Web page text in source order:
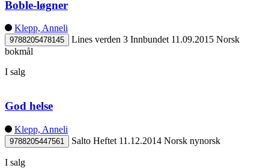
Boble-løgner
Klepp, Anneli
9788205478145 Lines verden 3 Innbundet 11.09.2015 Norsk
bokmål
I salg
God helse
Klepp, Anneli
9788205447561 Salto Heftet 11.12.2014 Norsk nynorsk
I salg